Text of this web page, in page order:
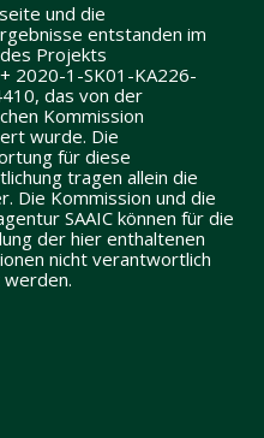
und die
entstanden im
Projekts
2020-1-SK01-KA226-
das von der
Kommission
wurde. Die
für diese
tragen allein die
Die Kommission und die
SAAIC können für die
der hier enthaltenen
nicht verantwortlich